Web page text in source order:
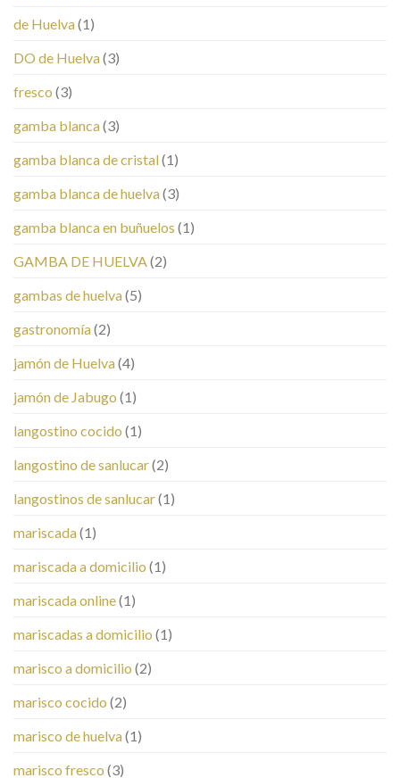
de Huelva(1)
DO de Huelva(3)
fresco (3)
gamba blanca(3)
gamba blanca de cristal(1)
gamba blanca de huelva(3)
gamba blanca en buñuelos (1)
GAMBA DE HUELVA(2)
gambas de huelva(5)
gastronomía(2)
jamón de Huelva(4)
jamón de Jabugo (1)
langostino cocido (1)
langostino de sanlucar(2)
langostinos de sanlucar(1)
mariscada(1)
mariscada a domicilio (1)
mariscada online(1)
mariscadas a domicilio (1)
marisco a domicilio (2)
marisco cocido (2)
marisco de huelva(1)
marisco fresco (3)